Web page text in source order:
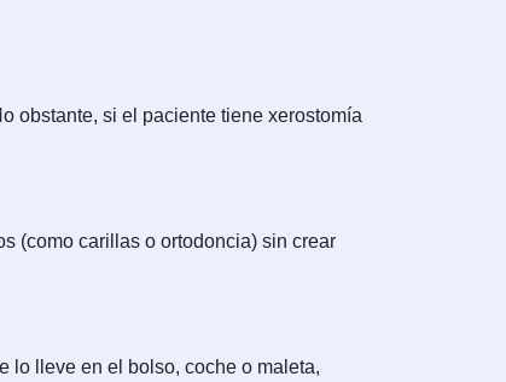
obstante, si el paciente tiene xerostomía
(como carillas o ortodoncia) sin crear
lo lleve en el bolso, coche o maleta,